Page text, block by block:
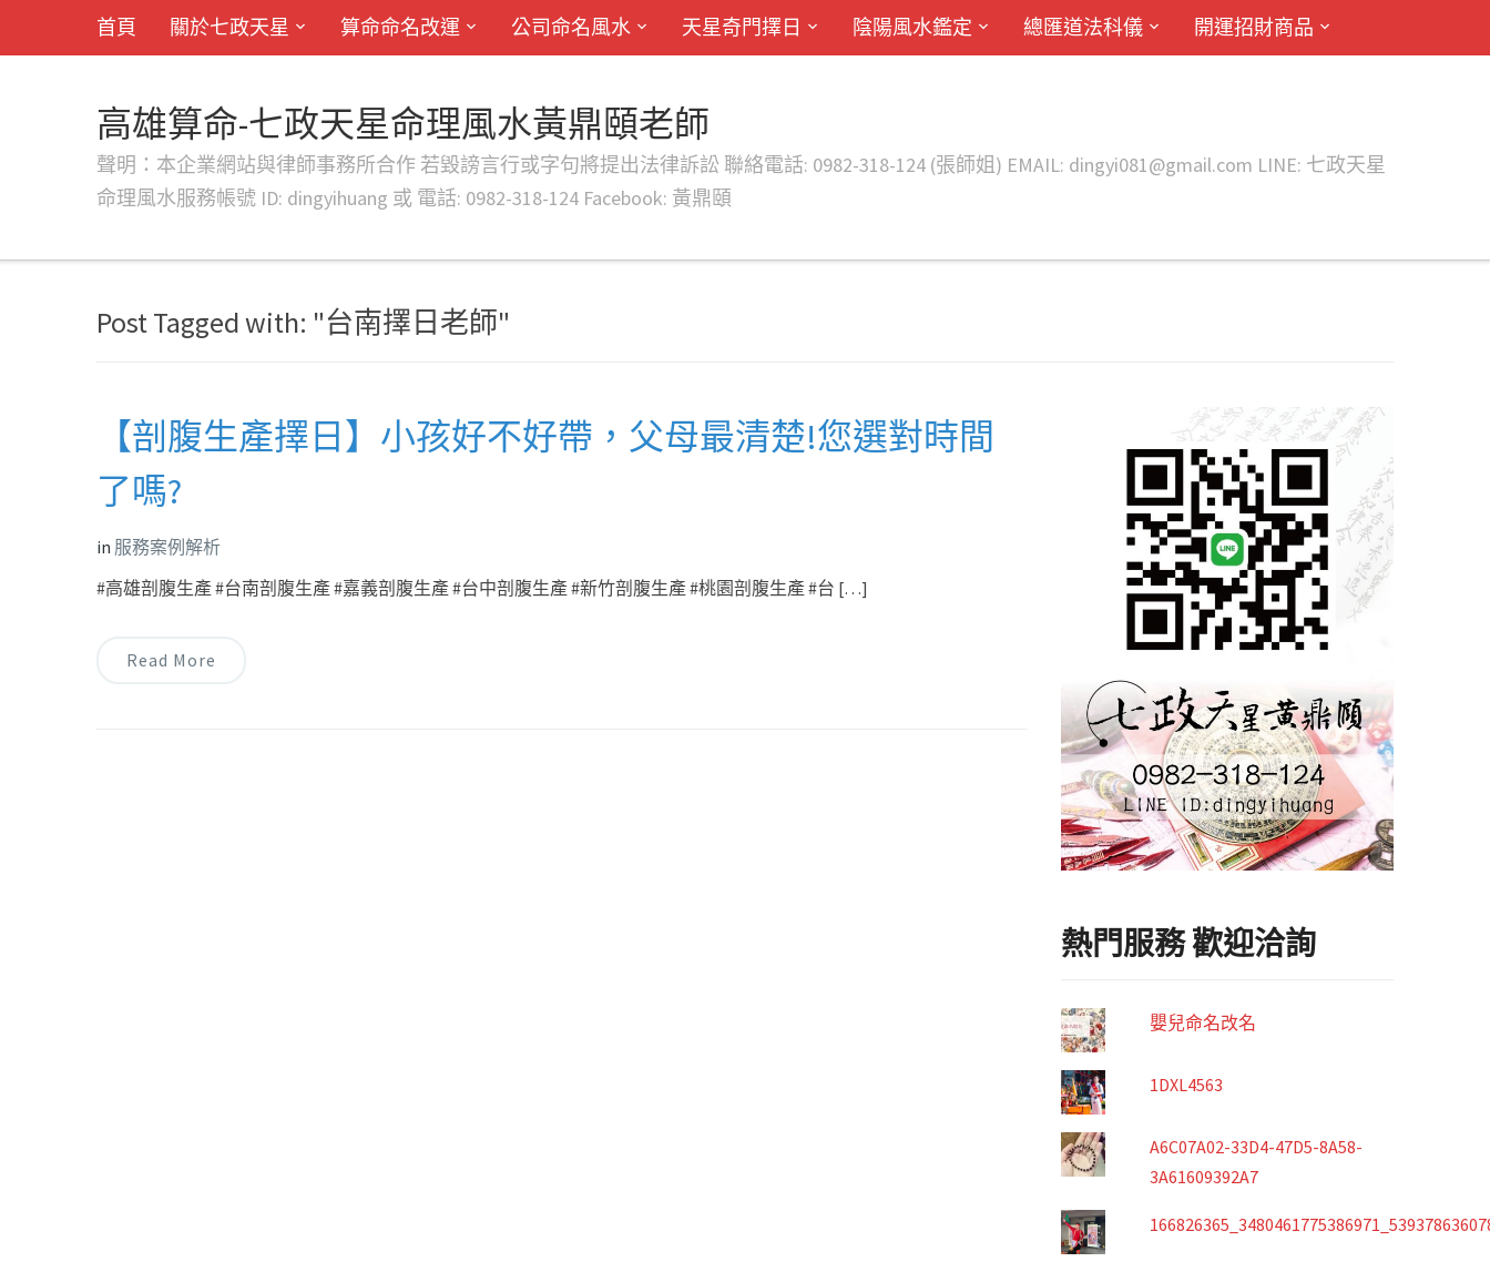
首頁 關於七政天星 算命命名改運 公司命名風水 天星奇門擇日 陰陽風水鑑定 總匯道法科儀 開運招財商品
高雄算命-七政天星命理風水黃鼎頤老師
聲明：本企業網站與律師事務所合作 若毀謗言行或字句將提出法律訴訟 聯絡電話: 0982-318-124 (張師姐) EMAIL: dingyi081@gmail.com LINE: 七政天星
命理風水服務帳號 ID: dingyihuang 或 電話: 0982-318-124 Facebook: 黃鼎頤
Post Tagged with: "台南擇日老師"
【剖腹生產擇日】小孩好不好帶，父母最清楚!您選對時間
了嗎?
in 服務案例解析
#高雄剖腹生產 #台南剖腹生產 #嘉義剖腹生產 #台中剖腹生產 #新竹剖腹生產 #桃園剖腹生產 #台 […]
Read More
熱門服務 歡迎洽詢
嬰兒命名改名
1DXL4563
A6C07A02-33D4-47D5-8A58-
3A61609392A7